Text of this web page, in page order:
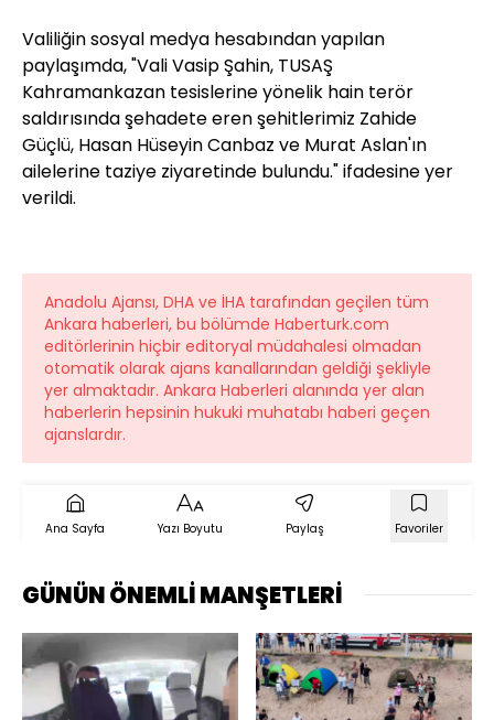
Valiliğin sosyal medya hesabından yapılan
paylaşımda, "Vali Vasip Şahin, TUSAŞ
Kahramankazan tesislerine yönelik hain terör
saldırısında şehadete eren şehitlerimiz Zahide
Güçlü, Hasan Hüseyin Canbaz ve Murat Aslan'ın
ailelerine taziye ziyaretinde bulundu." ifadesine yer
verildi.
Anadolu Ajansı, DHA ve İHA tarafından geçilen tüm
Ankara haberleri, bu bölümde Haberturk.com
editörlerinin hiçbir editoryal müdahalesi olmadan
otomatik olarak ajans kanallarından geldiği şekliyle
yer almaktadır. Ankara Haberleri alanında yer alan
haberlerin hepsinin hukuki muhatabı haberi geçen
ajanslardır.
Ana Sayfa Yazı Boyutu Paylaş Favoriler
GÜNÜN ÖNEMLİ MANŞETLERİ